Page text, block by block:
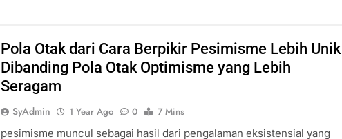
Pola Otak dari Cara Berpikir Pesimisme Lebih Unik
Dibanding Pola Otak Optimisme yang Lebih
Seragam
SyAdmin 1 Year Ago 0
7 Mins
pesimisme muncul sebagai hasil dari pengalaman eksistensial yang